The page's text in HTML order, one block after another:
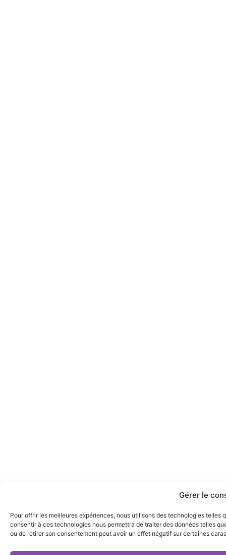
Gérer le
Pour offrir les meilleures expériences, nous utilisons des technologies
consentir à ces technologies nous permettra de traiter des données telles
ou de retirer son consentement peut avoir un effet négatif sur certaines